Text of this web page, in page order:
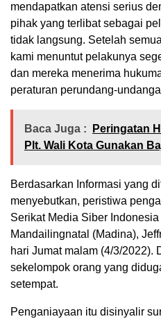
mendapatkan atensi serius
pihak yang terlibat sebagai
tidak langsung. Setelah
kami menuntut pelakunya
dan mereka menerima
peraturan perundang-
Baca Juga :
Peringatan
Plt. Wali Kota Gunakan
Berdasarkan Informasi yang
menyebutkan, peristiwa
Serikat Media Siber
Mandailingnatal (Madina),
hari Jumat malam (4/3/2022).
sekelompok orang yang
setempat.
Penganiayaan itu disinyalir